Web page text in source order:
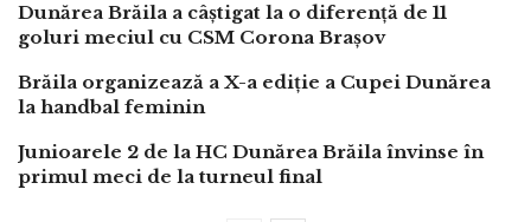
Dunărea Brăila a câștigat la o diferență de 11
goluri meciul cu CSM Corona Brașov
Brăila organizează a X-a ediție a Cupei Dunărea
la handbal feminin
Junioarele 2 de la HC Dunărea Brăila învinse în
primul meci de la turneul final